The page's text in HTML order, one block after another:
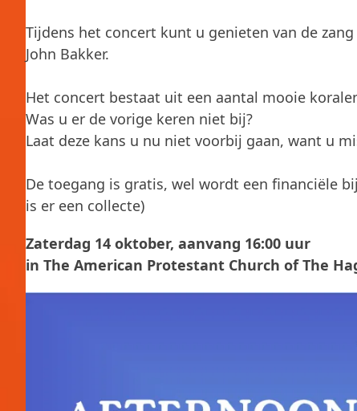
Tijdens het concert kunt u genieten van de
John Bakker.
Het concert bestaat uit een aantal mooie
Was u er de vorige keren niet bij?
Laat deze kans u nu niet voorbij gaan, want u
De toegang is gratis, wel wordt een financiële
is er een collecte)
Zaterdag 14 oktober, aanvang 16:00 uur
in The American Protestant Church of The